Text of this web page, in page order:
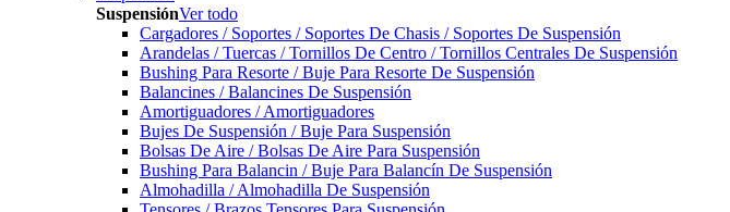
SuspensiónVer todo
Cargadores / Soportes / Soportes De Chasis / Soportes De Suspensión
Arandelas / Tuercas / Tornillos De Centro / Tornillos Centrales De Suspensión
Bushing Para Resorte / Buje Para Resorte De Suspensión
Balancines / Balancines De Suspensión
Amortiguadores / Amortiguadores
Bujes De Suspensión / Buje Para Suspensión
Bolsas De Aire / Bolsas De Aire Para Suspensión
Bushing Para Balancin / Buje Para Balancín De Suspensión
Almohadilla / Almohadilla De Suspensión